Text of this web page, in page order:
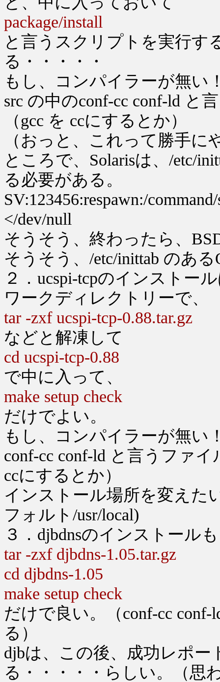
package/install
と言うスクリプトを実行す
る・・・・・
もし、コンパイラーが無い
src の中のconf-cc conf-ld と
（gcc を ccにするとか）
（おっと、これって勝手
ところで、Solarisは、/etc/
る必要がある。
SV:123456:respawn:/
</dev/null
そうそう、終わったら、
そうそう、/etc/inittab のあ
２．ucspi-tcpのインストー
ワークディレクトリーで、
tar -zxf ucspi-tcp-0.88.tar.gz
などと解凍して
cd ucspi-tcp-0.88
で中に入って、
make setup check
だけでよい。
もし、コンパイラーが無い
conf-cc conf-ld と言うファ
ccにするとか）
インストール場所を変えた
フォルト/usr/local)
３．djbdnsのインストール
tar -zxf djbdns-1.05.tar.gz
cd djbdns-1.05
make setup check
だけで良い。（conf-cc
る）
djbは、この後、成功レポ
る・・・・・らしい。（思